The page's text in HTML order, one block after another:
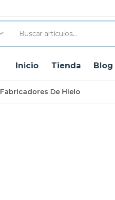
Inicio Tienda Blog
Fabricadores De Hielo